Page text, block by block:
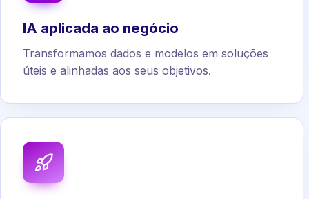
IA aplicada ao negócio
Transformamos dados e modelos em soluções
úteis e alinhadas aos seus objetivos.